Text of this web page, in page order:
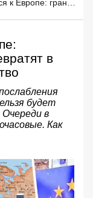
в
будет
в
Как